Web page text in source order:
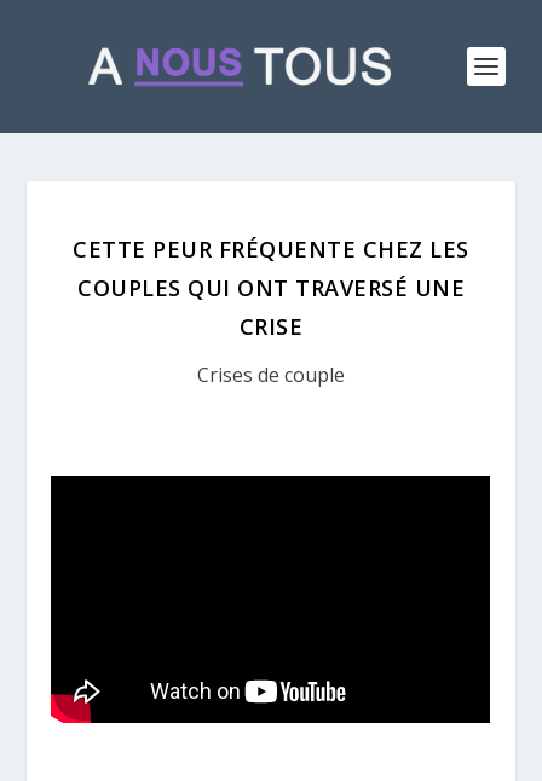
CETTE PEUR FRÉQUENTE CHEZ LES
COUPLES QUI ONT TRAVERSÉ UNE
CRISE
Crises de couple